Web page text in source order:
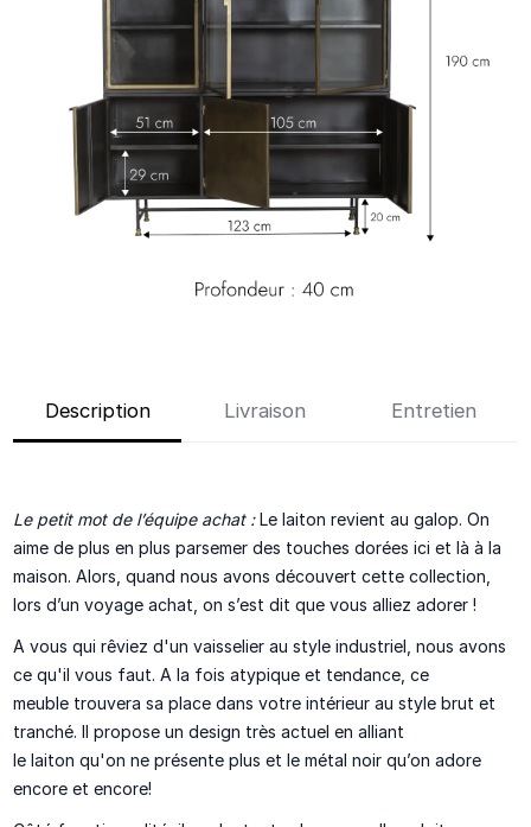
Description Livraison Entretien
Le petit mot de l’équipe achat :Le laiton revient au galop. On
aime de plus en plus parsemer des touches dorées ici et là à la
maison. Alors, quand nous avons découvert cette collection,
lors d’un voyage achat, on s’est dit que vous alliez adorer !
A vous qui rêviez d'un vaisselier au style industriel, nous avons
ce qu'il vous faut. A la fois atypique et tendance, ce
meuble trouvera sa place dans votre intérieur au style brut et
tranché. Il propose un design très actuel en alliant
le laiton qu'on ne présente plus et le métal noir qu’on adore
encore et encore!